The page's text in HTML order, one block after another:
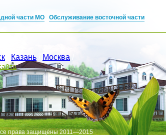
части МО Обслуживание восточной части
Казань Москва
права защищены 2011—2015